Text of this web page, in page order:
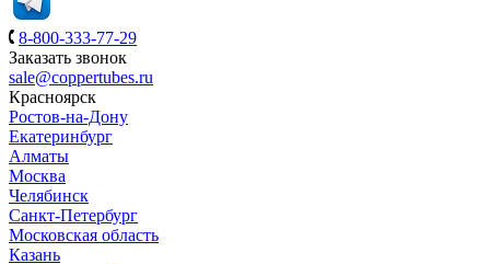
8-800-333-77-29
Заказать звонок
sale@coppertubes.ru
Красноярск
Ростов-на-Дону
Екатеринбург
Алматы
Москва
Челябинск
Санкт-Петербург
Московская область
Казань